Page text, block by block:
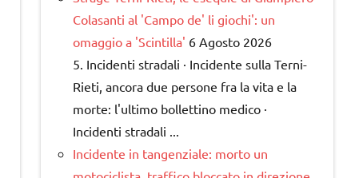
Colasanti al 'Campo de' li giochi': un
omaggio a 'Scintilla' 6 Agosto 2026
5. Incidenti stradali · Incidente sulla Terni-
Rieti, ancora due persone fra la vita e la
morte: l'ultimo bollettino medico ·
Incidenti stradali ...
Incidente in tangenziale: morto un